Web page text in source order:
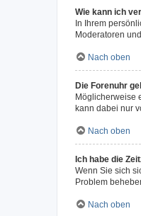
Wie kann ich
In Ihrem
Moderatoren
Nach oben
Die Forenuhr
Möglicherweise
kann dabei nur
Nach oben
Ich habe die
Wenn Sie sich
Problem
Nach oben